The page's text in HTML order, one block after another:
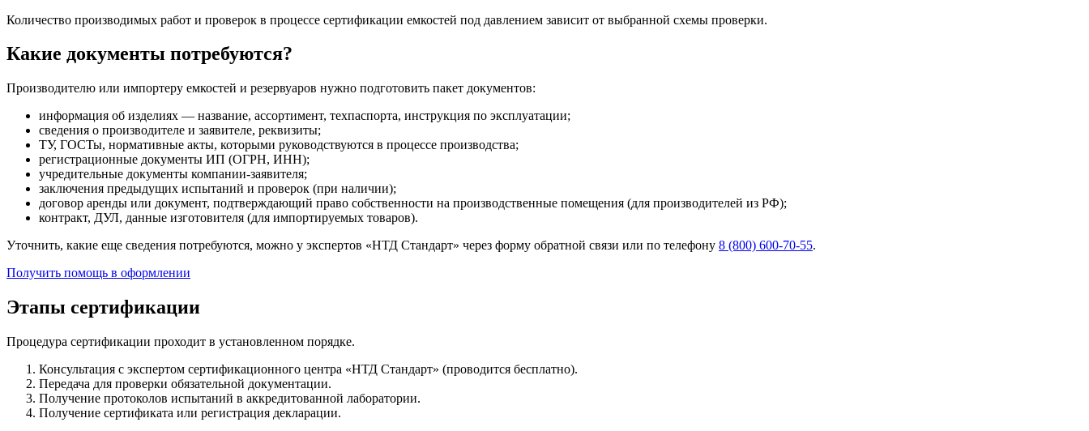
Количество производимых работ и проверок в процессе сертификации емкостей под давлением зависит от выбранной схемы проверки.
Какие документы потребуются?
Производителю или импортеру емкостей и резервуаров нужно подготовить пакет документов:
информация об изделиях — название, ассортимент, техпаспорта, инструкция по эксплуатации;
сведения о производителе и заявителе, реквизиты;
ТУ, ГОСТы, нормативные акты, которыми руководствуются в процессе производства;
регистрационные документы ИП (ОГРН, ИНН);
учредительные документы компании-заявителя;
заключения предыдущих испытаний и проверок (при наличии);
договор аренды или документ, подтверждающий право собственности на производственные помещения (для производителей из РФ);
контракт, ДУЛ, данные изготовителя (для импортируемых товаров).
Уточнить, какие еще сведения потребуются, можно у экспертов «НТД Стандарт» через форму обратной связи или по телефону 8 (800) 600-70-55.
Получить помощь в оформлении
Этапы сертификации
Процедура сертификации проходит в установленном порядке.
Консультация с экспертом сертификационного центра «НТД Стандарт» (проводится бесплатно).
Передача для проверки обязательной документации.
Получение протоколов испытаний в аккредитованной лаборатории.
Получение сертификата или регистрация декларации.